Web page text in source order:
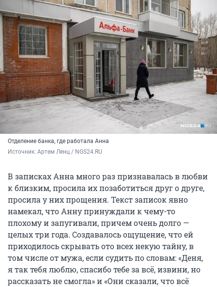
Отделение банка, где работала Анна
Источник: Артем Ленц / NGS24.RU
В записках Анна много раз признавалась в любви
к близким, просила их позаботиться друг о друге,
просила у них прощения. Текст записок явно
намекал, что Анну принуждали к чему-то
плохому и запугивали, причем очень долго —
целых три года. Создавалось ощущение, что ей
приходилось скрывать ото всех некую тайну, в
том числе от мужа, если судить по словам: «Деня,
я так тебя люблю, спасибо тебе за всё, извини, но
рассказать не смогла» и «Они сказали, что всё